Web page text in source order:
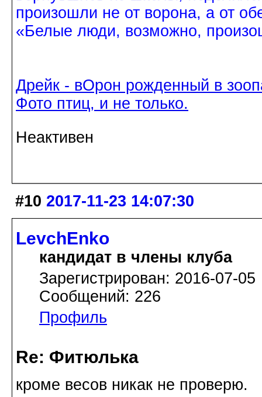
произошли не от ворона, а от
«Белые люди, возможно,
Дрейк - вОрон рожденный в
Фото птиц, и не только.
Неактивен
#10 2017-11-23 14:07:30
LevchEnko
кандидат в члены клуба
Зарегистрирован: 2016-07-05
Сообщений: 226
Профиль
Re: Фитюлька
кроме весов никак не проверю.